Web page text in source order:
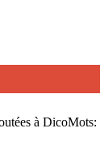
à DicoMots: